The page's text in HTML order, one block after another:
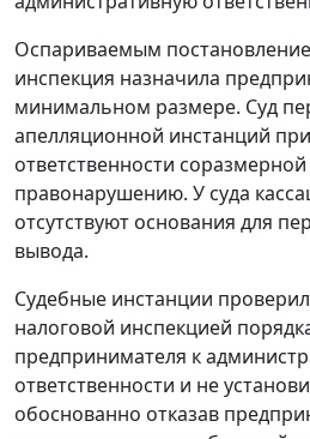
Оспариваемым
инспекция назначила
минимальном размере. Суд
апелляционной инстанций
ответственности
правонарушению. У суда
отсутствуют основания для
вывода.
Судебные инстанции
налоговой инспекцией
предпринимателя к
ответственности и не
обоснованно отказав